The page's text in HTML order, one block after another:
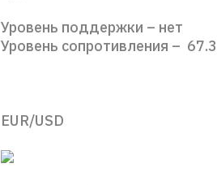
Уровень поддержки – нет
Уровень сопротивления –
EUR/USD